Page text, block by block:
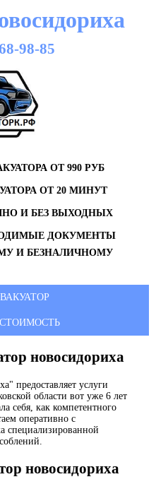
98-85
ОТ 990 РУБ
ОТ 20 МИНУТ
И БЕЗ ВЫХОДНЫХ
ДОКУМЕНТЫ
И БЕЗНАЛИЧНОМУ
новосидориха
предоставляет услуги
области вот уже 6 лет
себя, как компетентного
оперативно с
специализированной
новосидориха